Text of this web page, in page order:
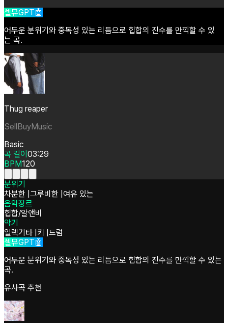
셀뮤GPT🤖
어두운 분위기와 중독성 있는 리듬으로 힙합의 진수를 만끽할 수 있
는 곡.
Thug reaper
SellBuyMusic
Basic
곡 길이 03:29
BPM120
분위기
차분한 그루비한 여유 있는
음악장르
힙합/알앤비
악기
일렉기타 키 드럼
셀뮤GPT🤖
어두운 분위기와 중독성 있는 리듬으로 힙합의 진수를 만끽할 수 있는
곡.
유사곡 추천